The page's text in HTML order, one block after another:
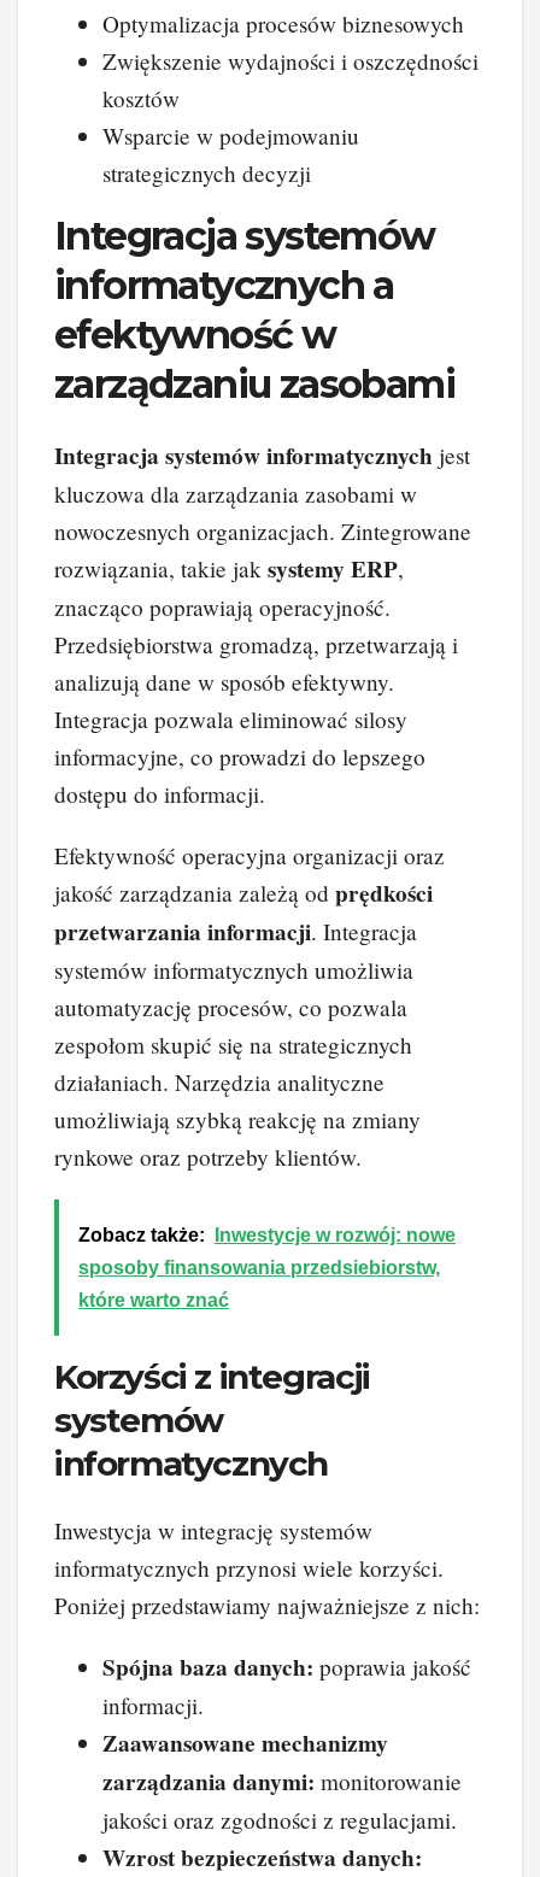
Optymalizacja procesów biznesowych
Zwiększenie wydajności i oszczędności
kosztów
Wsparcie w podejmowaniu
strategicznych decyzji
Integracja systemów
informatycznych a
efektywność w
zarządzaniu zasobami
Integracja systemów informatycznych jest
kluczowa dla zarządzania zasobami w
nowoczesnych organizacjach. Zintegrowane
rozwiązania, takie jak systemy ERP,
znacząco poprawiają operacyjność.
Przedsiębiorstwa gromadzą, przetwarzają i
analizują dane w sposób efektywny.
Integracja pozwala eliminować silosy
informacyjne, co prowadzi do lepszego
dostępu do informacji.
Efektywność operacyjna organizacji oraz
jakość zarządzania zależą od prędkości
przetwarzania informacji. Integracja
systemów informatycznych umożliwia
automatyzację procesów, co pozwala
zespołom skupić się na strategicznych
działaniach. Narzędzia analityczne
umożliwiają szybką reakcję na zmiany
rynkowe oraz potrzeby klientów.
Zobacz także:
Inwestycje w rozwój: nowe
sposoby finansowania przedsiebiorstw,
które warto znać
Korzyści z integracji
systemów
informatycznych
Inwestycja w integrację systemów
informatycznych przynosi wiele korzyści.
Poniżej przedstawiamy najważniejsze z nich:
Spójna baza danych: poprawia jakość
informacji.
Zaawansowane mechanizmy
zarządzania danymi: monitorowanie
jakości oraz zgodności z regulacjami.
Wzrost bezpieczeństwa danych: